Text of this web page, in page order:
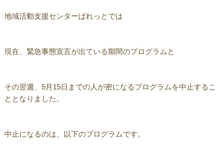
地域活動支援センターぱれっとでは
現在、緊急事態宣言が出ている期間のプログラムと
その翌週、5月15日までの人が密になるプログラムを中止するこ
ととなりました。
中止になるのは、以下のプログラムです。